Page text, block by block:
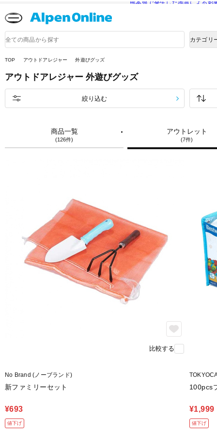
熊本県で発生した地震による影
品
検
カテゴリ
TOP アウトドアレジャー 外遊びグッズ
アウトドアレジャー 外遊びグッズ
商品一覧
(126件)
アウトレット
(7件)
絞り込む
比較する
No Brand (ノーブランド)
新ファミリーセット
¥693
値下げ
100pcs
¥1,999
値下げ